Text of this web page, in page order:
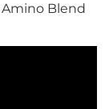
Blend